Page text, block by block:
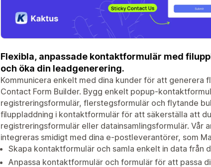
Flexibla, anpassade kontaktformulär med
och öka din leadgenerering.
Kommunicera enkelt med dina kunder för att generera
Contact Form Builder. Bygg enkelt popup-
registreringsformulär, flerstegsformulär och flytande
filuppladdning i kontaktformulär för att säkerställa att
registreringsformulär eller datainsamlingsformulär. Vår
integreras smidigt med dina e-postleverantörer, som
Skapa kontaktformulär och samla enkelt in data från
Anpassa kontaktformulär och formulär för att passa